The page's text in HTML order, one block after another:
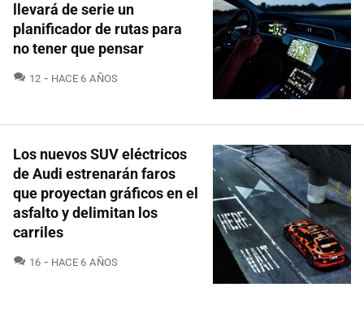
llevará de serie un
planificador de rutas para
no tener que pensar
12 COMENTARIOS
HACE 6 AÑOS
Los nuevos SUV eléctricos
de Audi estrenarán faros
que proyectan gráficos en el
asfalto y delimitan los
carriles
16 COMENTARIOS
HACE 6 AÑOS